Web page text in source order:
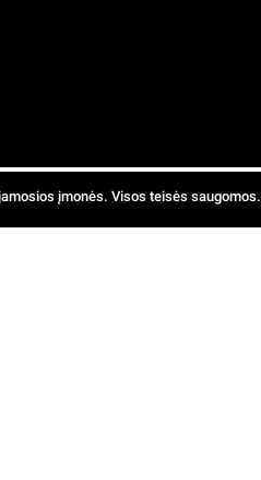
įmonės. Visos teisės saugomos.